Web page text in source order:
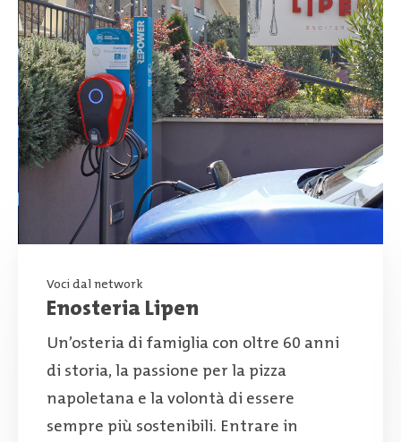
Voci dal network
Enosteria Lipen
Un’osteria di famiglia con oltre 60 anni
di storia, la passione per la pizza
napoletana e la volontà di essere
sempre più sostenibili. Entrare in